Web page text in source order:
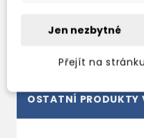
OSTATNÍ PRODUKTY
Jen nezbytné
Přejít na